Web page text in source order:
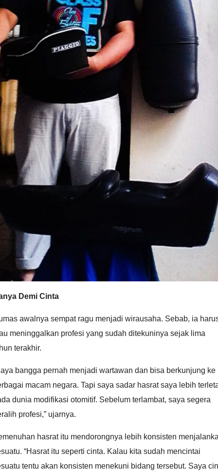
Demi Cinta
awalnya sempat ragu menjadi wirausaha. Sebab, ia
meninggalkan profesi yang sudah ditekuninya sejak lima
terakhir.
bangga pernah menjadi wartawan dan bisa berkunjung ke
macam negara. Tapi saya sadar hasrat saya lebih
dunia modifikasi otomitif. Sebelum terlambat, saya segera
profesi,” ujarnya.
hasrat itu mendorongnya lebih konsisten
“Hasrat itu seperti cinta. Kalau kita sudah mencintai
tentu akan konsisten menekuni bidang tersebut. Saya